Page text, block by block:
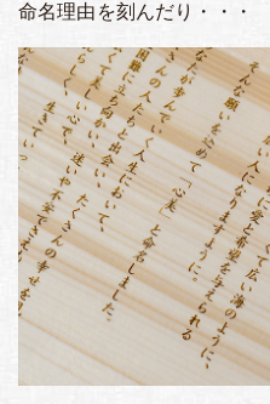
命名理由を刻んだり・・・